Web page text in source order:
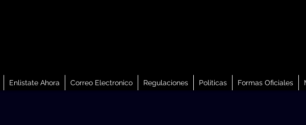
Enlistate Ahora Correo Electronico Regulaciones Politicas Formas Oficiales